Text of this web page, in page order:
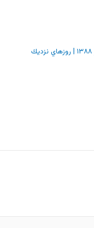
| روزهاي نزديك